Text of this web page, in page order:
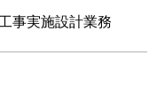
事実施設計業務